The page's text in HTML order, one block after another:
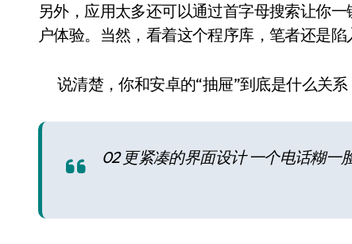
另外，应用太多还可以通过首字母搜索让你
户体验。当然，看着这个程序库，笔者还是陷
说清楚，你和安卓的“抽屉”到底是什么关系
02 更紧凑的界面设计 一个电话糊一